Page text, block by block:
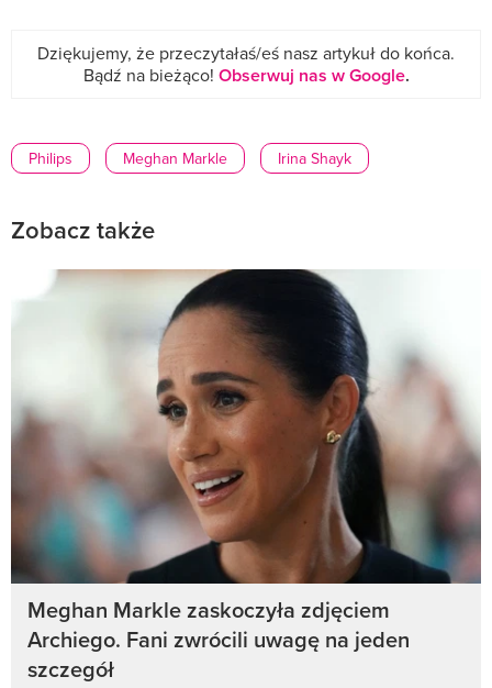
Dziękujemy, że przeczytałaś/eś nasz artykuł do końca.
Bądź na bieżąco! Obserwuj nas w Google.
Philips Meghan Markle Irina Shayk
Zobacz także
Meghan Markle zaskoczyła zdjęciem
Archiego. Fani zwrócili uwagę na jeden
szczegół